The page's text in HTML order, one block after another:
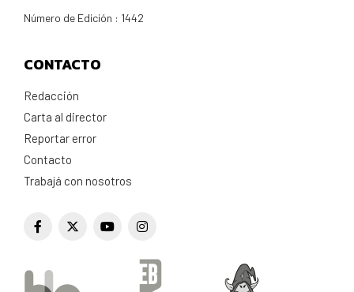
Número de Edición : 1442
CONTACTO
Redacción
Carta al director
Reportar error
Contacto
Trabajá con nosotros